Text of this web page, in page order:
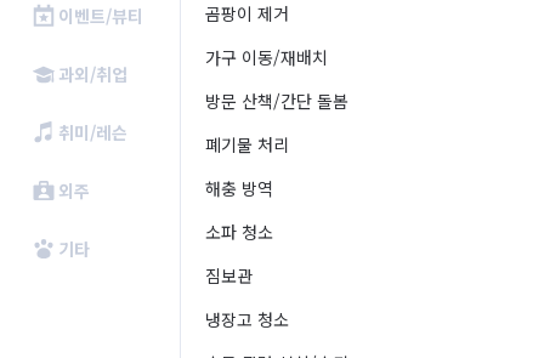
이벤트/뷰티
과외/취업
취미/레슨
외주
기타
곰팡이 제거
가구 이동/재배치
방문 산책/간단 돌봄
폐기물 처리
해충 방역
소파 청소
짐보관
냉장고 청소